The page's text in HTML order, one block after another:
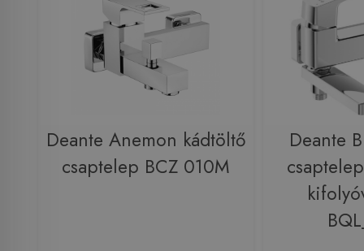
Deante Anemon kádtöltő
csaptelep BCZ 010M
Deante